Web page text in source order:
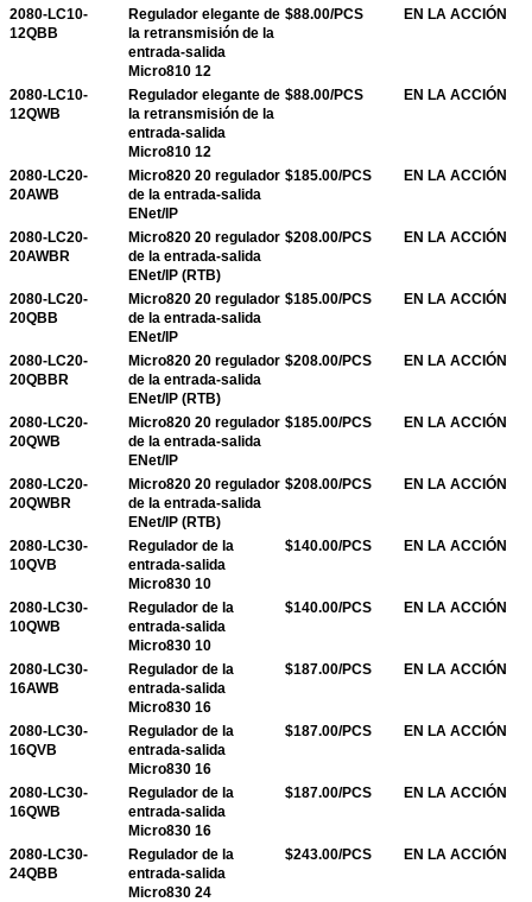
2080-LC10-
12QBB
Regulador elegante de
la retransmisión de la
entrada-salida
Micro810 12
$88.00/PCS EN LA ACCIÓN
2080-LC10-
12QWB
Regulador elegante de
la retransmisión de la
entrada-salida
Micro810 12
$88.00/PCS EN LA ACCIÓN
2080-LC20-
20AWB
Micro820 20 regulador
de la entrada-salida
ENet/IP
$185.00/PCS EN LA ACCIÓN
2080-LC20-
20AWBR
Micro820 20 regulador
de la entrada-salida
ENet/IP (RTB)
$208.00/PCS EN LA ACCIÓN
2080-LC20-
20QBB
Micro820 20 regulador
de la entrada-salida
ENet/IP
$185.00/PCS EN LA ACCIÓN
2080-LC20-
20QBBR
Micro820 20 regulador
de la entrada-salida
ENet/IP (RTB)
$208.00/PCS EN LA ACCIÓN
2080-LC20-
20QWB
Micro820 20 regulador
de la entrada-salida
ENet/IP
$185.00/PCS EN LA ACCIÓN
2080-LC20-
20QWBR
Micro820 20 regulador
de la entrada-salida
ENet/IP (RTB)
$208.00/PCS EN LA ACCIÓN
2080-LC30-
10QVB
Regulador de la
entrada-salida
Micro830 10
$140.00/PCS EN LA ACCIÓN
2080-LC30-
10QWB
Regulador de la
entrada-salida
Micro830 10
$140.00/PCS EN LA ACCIÓN
2080-LC30-
16AWB
Regulador de la
entrada-salida
Micro830 16
$187.00/PCS EN LA ACCIÓN
2080-LC30-
16QVB
Regulador de la
entrada-salida
Micro830 16
$187.00/PCS EN LA ACCIÓN
2080-LC30-
16QWB
Regulador de la
entrada-salida
Micro830 16
$187.00/PCS EN LA ACCIÓN
2080-LC30-
24QBB
Regulador de la
entrada-salida
Micro830 24
$243.00/PCS EN LA ACCIÓN